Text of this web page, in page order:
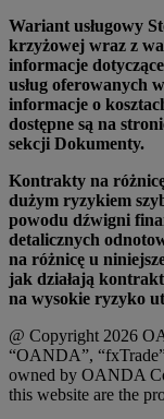
Wariant usługowy
krzyżowej wraz z
informacje
usług oferowanych
informacje o
dostępne są na
sekcji Dokumenty.
Kontrakty na
dużym ryzykiem
powodu dźwigni
detalicznych
na różnicę u
jak działają
na wysokie ryzyko
@ Copyright 2026
“OANDA”,
owned by OANDA
this website are the